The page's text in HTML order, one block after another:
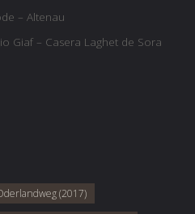
– Altenau
Giaf – Casera Laghet de Sora
(2017)